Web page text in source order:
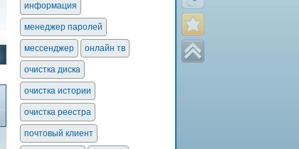
информация
менеджер паролей
мессенджер онлайн тв
очистка диска
очистка истории
очистка реестра
почтовый клиент